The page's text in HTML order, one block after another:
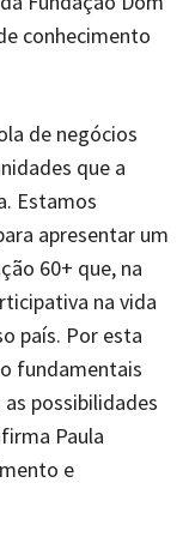
conhecimento
de negócios
que a
Estamos
apresentar um
60+ que, na
na vida
país. Por esta
fundamentais
possibilidades
Paula
e